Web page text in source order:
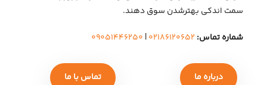
سمت اندکی بهتر‌شدن سوق دهند.
شماره تماس: ۰۲۱۸۶۱۲۰۶۵۲| ۰۹۰۵۱۴۴۶۲۵۰
درباره ما تماس با ما